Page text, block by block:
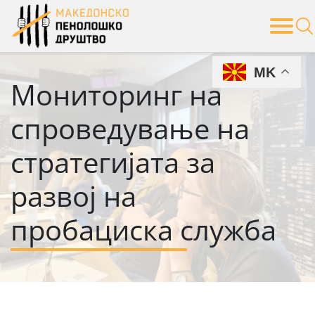
Skip
content
Мониторинг на
спроведување на
стратегијата за
развој на
пробациска служба
MK